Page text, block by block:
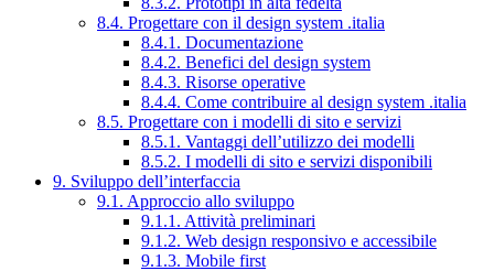
8.4. Progettare con il design system .italia
8.4.1. Documentazione
8.4.2. Benefici del design system
8.4.3. Risorse operative
8.4.4. Come contribuire al design system .italia
8.5. Progettare con i modelli di sito e servizi
8.5.1. Vantaggi dell’utilizzo dei modelli
8.5.2. I modelli di sito e servizi disponibili
9. Sviluppo dell’interfaccia
9.1. Approccio allo sviluppo
9.1.1. Attività preliminari
9.1.2. Web design responsivo e accessibile
9.1.3. Mobile first